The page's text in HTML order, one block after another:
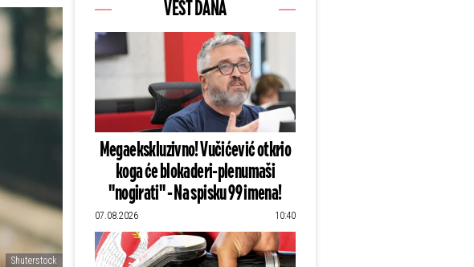
Shuterstock
VEST DANA
Megaekskluzivno! Vučićević otkrio
koga će blokaderi-plenumaši
"nogirati" - Na spisku 99 imena!
07.08.2026 10:40